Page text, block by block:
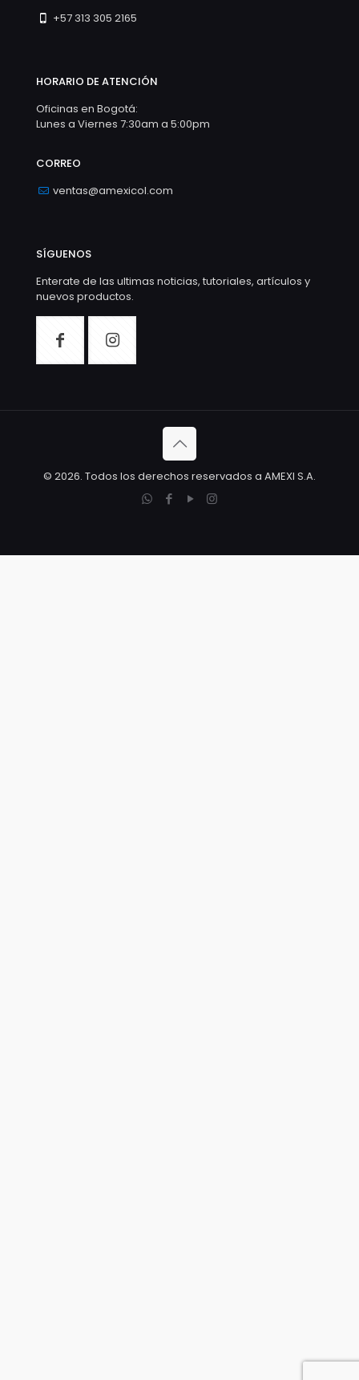
+57 313 305 2165
HORARIO DE ATENCIÓN
Oficinas en Bogotá:
Lunes a Viernes 7:30am a 5:00pm
CORREO
ventas@amexicol.com
SÍGUENOS
Enterate de las ultimas noticias, tutoriales, artículos y
nuevos productos.
© 2026. Todos los derechos reservados a AMEXI S.A.